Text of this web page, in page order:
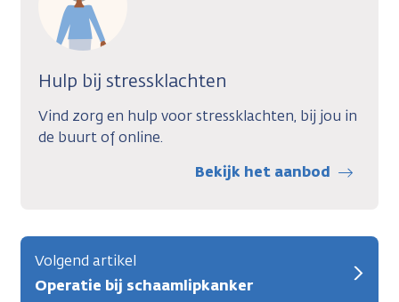
Hulp bij stressklachten
Vind zorg en hulp voor stressklachten, bij jou in
de buurt of online.
Bekijk het aanbod
Volgend artikel
Operatie bij schaamlipkanker